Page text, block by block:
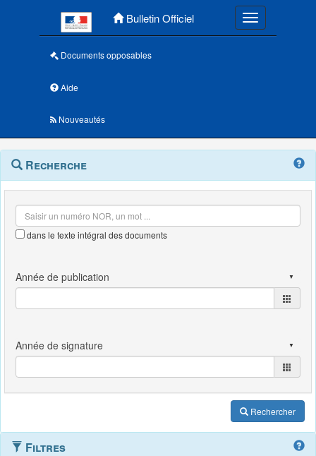
Bulletin Officiel Toggle
Documents opposables
Aide
Nouveautés
Navigation
outils
Menu
contextuel
Recherche
dans le texte intégral des documents
Rechercher
Filtres